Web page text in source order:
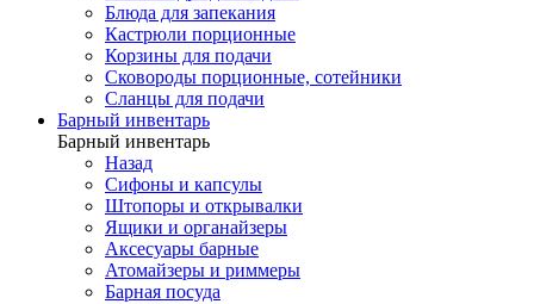
Блюда для запекания
Кастрюли порционные
Корзины для подачи
Сковороды порционные, сотейники
Сланцы для подачи
Барный инвентарь
Барный инвентарь
Назад
Сифоны и капсулы
Штопоры и открывалки
Ящики и органайзеры
Аксесуары барные
Атомайзеры и риммеры
Барная посуда